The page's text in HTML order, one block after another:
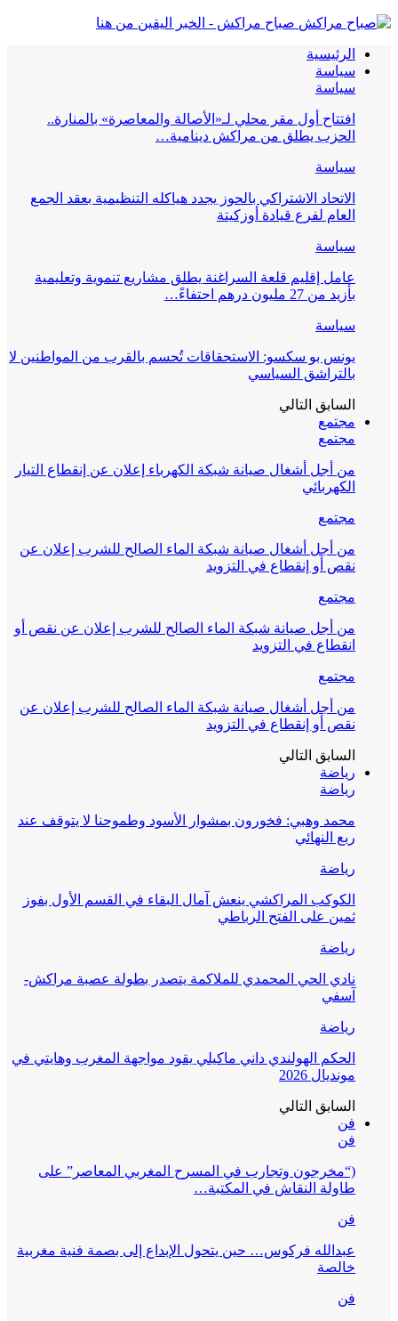
صباح مراكش - الخبر اليقين من هنا
الرئيسية
سياسة
سياسة
افتتاح أول مقر محلي لـ«الأصالة والمعاصرة» بالمنارة..
الحزب يطلق من مراكش دينامية…
سياسة
الاتحاد الاشتراكي بالحوز يجدد هياكله التنظيمية بعقد الجمع
العام لفرع قيادة أوزكيتة
سياسة
عامل إقليم قلعة السراغنة يطلق مشاريع تنموية وتعليمية
بأزيد من 27 مليون درهم احتفاءً…
سياسة
يونس بو سكسو: الاستحقاقات تُحسم بالقرب من المواطنين لا
بالتراشق السياسي
السابق التالي
مجتمع
مجتمع
من أجل أشغال صيانة شبكة الكهرباء إعلان عن إنقطاع التيار
الكهربائي
مجتمع
من أجل أشغال صيانة شبكة الماء الصالح للشرب إعلان عن
نقص أو إنقطاع في التزويد
مجتمع
من أجل صيانة شبكة الماء الصالح للشرب إعلان عن نقص أو
انقطاع في التزويد
مجتمع
من أجل أشغال صيانة شبكة الماء الصالح للشرب إعلان عن
نقص أو إنقطاع في التزويد
السابق التالي
رياضة
رياضة
محمد وهبي: فخورون بمشوار الأسود وطموحنا لا يتوقف عند
ربع النهائي
رياضة
الكوكب المراكشي ينعش آمال البقاء في القسم الأول بفوز
ثمين على الفتح الرباطي
رياضة
نادي الحي المحمدي للملاكمة يتصدر بطولة عصبة مراكش-
آسفي
رياضة
الحكم الهولندي داني ماكيلي يقود مواجهة المغرب وهايتي في
مونديال 2026
السابق التالي
فن
فن
(“مخرجون وتجارب في المسرح المغربي المعاصر” على
طاولة النقاش في المكتبة…
فن
عبدالله فركوس… حين يتحول الإبداع إلى بصمة فنية مغربية
خالصة
فن